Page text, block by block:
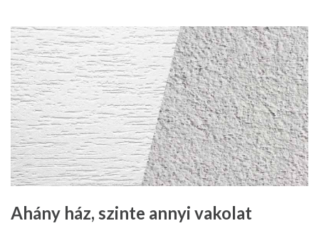
Ahány ház, szinte annyi vakolat